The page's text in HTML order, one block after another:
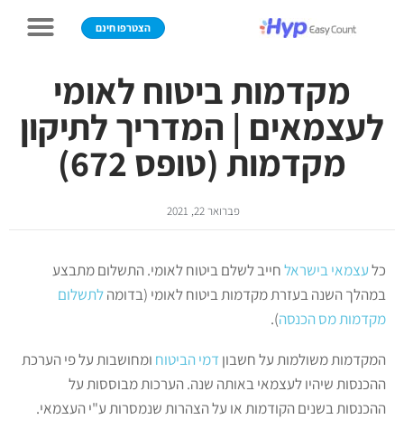
הצטרפו חינם
מקדמות ביטוח לאומי
לעצמאים | המדריך לתיקון
מקדמות (טופס 672)
פברואר 22, 2021
כלעצמאי בישראלחייב לשלם ביטוח לאומי. התשלום מתבצע
במהלך השנה בעזרת מקדמות ביטוח לאומי (בדומהלתשלום
מקדמות מס הכנסה).
המקדמות משולמות על חשבון דמי הביטוח ומחושבות על פי הערכת
ההכנסות שיהיו לעצמאי באותה שנה. הערכות מבוססות על
ההכנסות בשנים הקודמות או על הצהרות שנמסרות ע"י העצמאי.